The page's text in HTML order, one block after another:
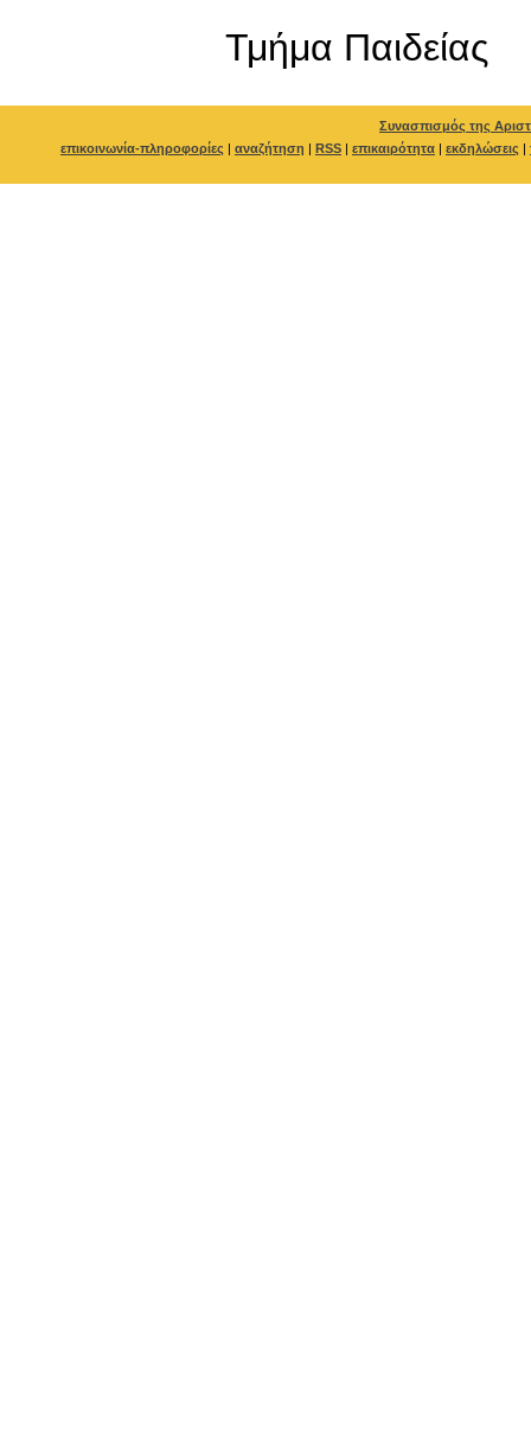
Τμήμα Παιδείας
Συνασπισμός της
επικοινωνία-πληροφορίες | αναζήτηση | RSS | επικαιρότητα | εκδηλώσεις |